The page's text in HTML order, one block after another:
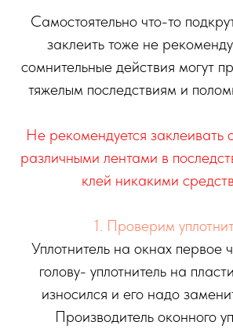
Самостоятельно что-то
заклеить тоже не
сомнительные действия могут
тяжелым последствиям и
Не рекомендуется заклеивать
различными лентами в
клей никакими
1. Проверим
Уплотнитель на окнах первое
голову- уплотнитель на
износился и его надо
Производитель оконного